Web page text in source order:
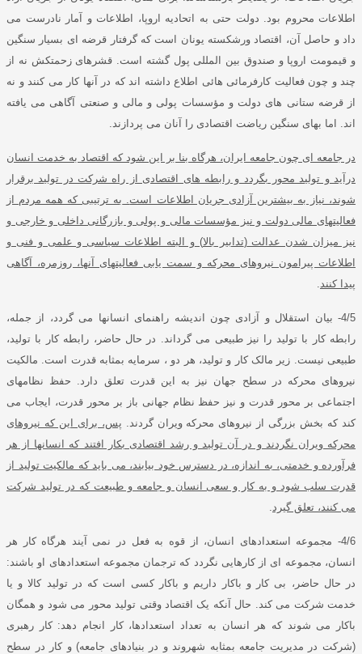
اطلاعات محروم بود
دولت حتی به اتحادیه اروپا، اطلاعات و آمار نادرست می
داد و حاصل آن، اقتصاد ورشکسته یونان است که گرفتار قرضه ای بسیار سنگین
و قیمومت اروپا و صندوق بین المللی پول گشته است
قشرهای زحمتکش نه از
چند و چون فعالیت کارفرمائی هائی اطلاع داشته اند که در آنها کار می کنند و نه
از قرضه ستانی های دولت و مؤسسات پولی و مالی و صنعتی آگاهی می یافته
اند
اما بهای سنگین ریاضت اقتصادی را آنان می پردازند
در جامعه ای چون جامعه ایران، هرگاه بنا بر این شود که اقتصاد به خدمت انسان
درآید و تولید محور بگردد و رابطه های اقتصادی از راه شرکت در تولید برقرار
شوند، نیاز به بیشترین آزادی جریان اطلاعات است
به ترتیبی که همه مردم از
فعالیتهای مالی دولت و نیز مؤسسات مالی و پولی و بازرگانی داخلی و خارجی و
نیز میزان شدن عدالت(تدابیر بالا)و البته اطلاعات سیاسی و علمی و فنی و
اطلاعات پیرامون نیروهای محرکه و سمت یابی فعالیتهای آنها، روزمره، آگاهی
پیدا کنند
4/5-
بیان استقلال و آزادی چون اندیشه راهنمای انسانها می گردد، از جمله،
رابطه کار با تولید را نیز طبیعی می گرداند
در حال حاضر، رابطه کار با تولید،
طبیعی نیست
زیر مالک کار و تولید، هر دو ، سرمایه بمثابه قدرت است
مالکیت
نیروهای محرکه در سطح جهان نیز به این قدرت تعلق دارد
حفظ نظامهای
اجتماعی بر محور قدرت و نیز حفظ نظام جهانی باز بر محور قدرت، ایجاب می
کند که بخش بزرگی از نیروهای محرکه ویران گردند
پس، برای این که نیروهای
محرکه ویران نگردند و در آن تولید و رشد اقتصادی بکار افتند که انسانها از هر
فرآورده و خدمتی، به اندازه، در دسترس خود بیابند، می باید که مالکیت تولید از
قدرت سلب شود و به کار و سعی انسان و جامعه و طبیعت که در تولید شرکت
می کنند، تعلق گیرد
4/6-
مجموعه استعدادهای انسان، از قوه به فعل در نمی آیند هرگاه کار هر
انسان، مجموعه ای از کارهایی نگردد که ترجمان مجموعه استعدادهای او باشند :
در حال حاضر، بی کار و باکار داریم و باکار کسی است که در تولید کالا و یا
خدمت شرکت می کند
حال آنکه یک اقتصاد وقتی تولید محور می شود و همگان
باکار می شوند که هر انسان به تعداد استعدادها، کار انجام دهد :کار رهبری
(شرکت در مدیریت جامعه بمثابه شهروند و در بنیادهای جامعه)و کار در سطح